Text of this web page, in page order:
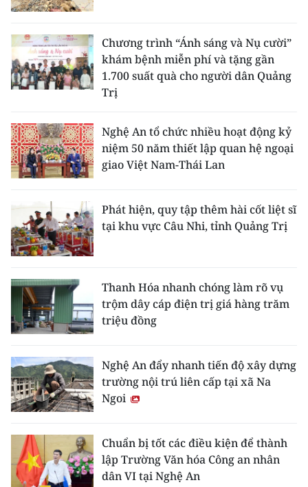
Chương trình “Ánh sáng và Nụ cười”
khám bệnh miễn phí và tặng gần
1.700 suất quà cho người dân Quảng
Trị
Nghệ An tổ chức nhiều hoạt động kỷ
niệm 50 năm thiết lập quan hệ ngoại
giao Việt Nam-Thái Lan
Phát hiện, quy tập thêm hài cốt liệt sĩ
tại khu vực Câu Nhi, tỉnh Quảng Trị
Thanh Hóa nhanh chóng làm rõ vụ
trộm dây cáp điện trị giá hàng trăm
triệu đồng
Nghệ An đẩy nhanh tiến độ xây dựng
trường nội trú liên cấp tại xã Na
Ngoi
Chuẩn bị tốt các điều kiện để thành
lập Trường Văn hóa Công an nhân
dân VI tại Nghệ An